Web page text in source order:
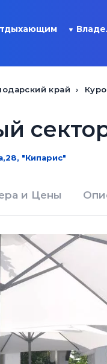
край
"Кипарис"
и Цены